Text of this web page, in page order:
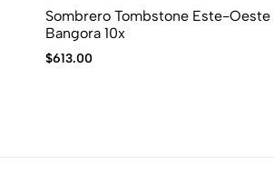
Sombrero Tombstone Este-Oeste
Bangora 10x
$613.00